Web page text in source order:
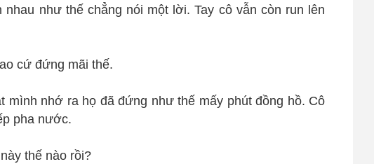
như thế chẳng nói một lời. Tay cô vẫn còn run lên
cứ đứng mãi thế.
mình nhớ ra họ đã đứng như thế mấy phút đồng hồ. Cô
pha nước.
thế nào rồi?